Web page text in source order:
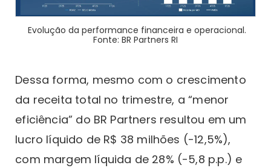
Evolução da performance financeira e operacional.
Fonte: BR Partners RI
Dessa forma, mesmo com o crescimento
da receita total no trimestre, a “menor
eficiência” do BR Partners resultou em um
lucro líquido de R$ 38 milhões (-12,5%),
com margem líquida de 28% (-5,8 p.p.) e